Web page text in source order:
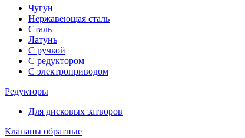
Чугун
Нержавеющая сталь
Сталь
Латунь
С ручкой
С редуктором
С электроприводом
Редукторы
Для дисковых затворов
Клапаны обратные